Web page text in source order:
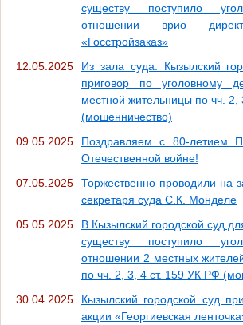
существу поступило
отношении врио
«Госстройзаказ»
12.05.2025
Из зала суда: Кызылский
приговор по уголовному
местной жительницы по чч.
(мошенничество)
09.05.2025
Поздравляем с 80-летием
Отечественной войне!
07.05.2025
Торжественно проводили на
секретаря суда С.К. Монделе
05.05.2025
В Кызылский городской суд
существу поступило
отношении 2 местных
по чч. 2, 3, 4 ст. 159 УК РФ
30.04.2025
Кызылский городской суд
акции «Георгиевская